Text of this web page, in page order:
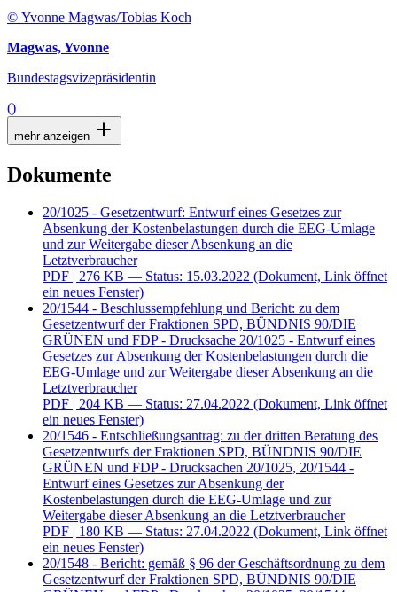
© Yvonne Magwas/Tobias Koch
Magwas, Yvonne
Bundestagsvizepräsidentin
()
mehr anzeigen
Dokumente
20/1025 - Gesetzentwurf: Entwurf eines Gesetzes zur
Absenkung der Kostenbelastungen durch die EEG-Umlage
und zur Weitergabe dieser Absenkung an die
Letztverbraucher
PDF | 276 KB — Status: 15.03.2022 (Dokument, Link öffnet
ein neues Fenster)
20/1544 - Beschlussempfehlung und Bericht: zu dem
Gesetzentwurf der Fraktionen SPD, BÜNDNIS 90/DIE
GRÜNEN und FDP - Drucksache 20/1025 - Entwurf eines
Gesetzes zur Absenkung der Kostenbelastungen durch die
EEG-Umlage und zur Weitergabe dieser Absenkung an die
Letztverbraucher
PDF | 204 KB — Status: 27.04.2022 (Dokument, Link öffnet
ein neues Fenster)
20/1546 - Entschließungsantrag: zu der dritten Beratung des
Gesetzentwurfs der Fraktionen SPD, BÜNDNIS 90/DIE
GRÜNEN und FDP - Drucksachen 20/1025, 20/1544 -
Entwurf eines Gesetzes zur Absenkung der
Kostenbelastungen durch die EEG-Umlage und zur
Weitergabe dieser Absenkung an die Letztverbraucher
PDF | 180 KB — Status: 27.04.2022 (Dokument, Link öffnet
ein neues Fenster)
20/1548 - Bericht: gemäß § 96 der Geschäftsordnung zu dem
Gesetzentwurf der Fraktionen SPD, BÜNDNIS 90/DIE